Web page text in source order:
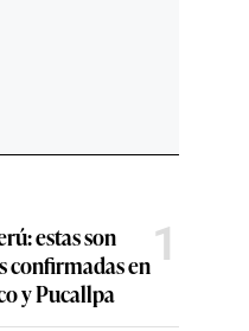
estas son
confirmadas en
y Pucallpa
1